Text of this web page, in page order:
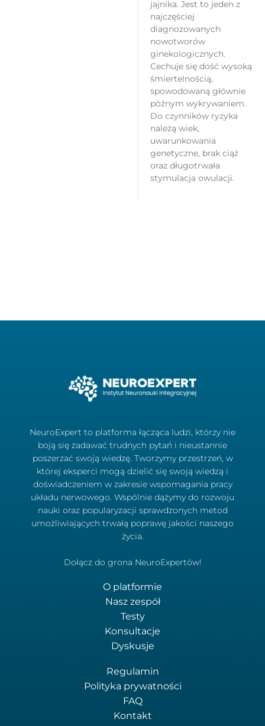
jajnika. Jest to jeden z
najczęściej
diagnozowanych
nowotworów
ginekologicznych.
Cechuje się dość wysoką
śmiertelnością,
spowodowaną głównie
późnym wykrywaniem.
Do czynników ryzyka
należą wiek,
uwarunkowania
genetyczne, brak ciąż
oraz długotrwała
stymulacja owulacji.
NeuroExpert to platforma łącząca ludzi, którzy nie
boją się zadawać trudnych pytań i nieustannie
poszerzać swoją wiedzę. Tworzymy przestrzeń, w
której eksperci mogą dzielić się swoją wiedzą i
doświadczeniem w zakresie wspomagania pracy
układu nerwowego. Wspólnie dążymy do rozwoju
nauki oraz popularyzacji sprawdzonych metod
umożliwiających trwałą poprawę jakości naszego
życia.
Dołącz do grona NeuroExpertów!
O platformie
Nasz zespół
Testy
Konsultacje
Dyskusje
Regulamin
Polityka prywatności
FAQ
Kontakt